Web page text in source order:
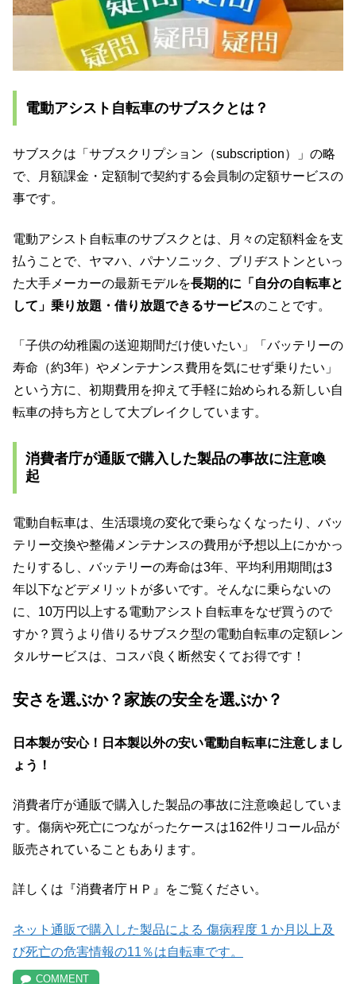
電動アシスト自転車のサブスクとは？
サブスクは「サブスクリプション（subscription）」の略
で、月額課金・定額制で契約する会員制の定額サービスの
事です。
電動アシスト自転車のサブスクとは、月々の定額料金を支
払うことで、ヤマハ、パナソニック、ブリヂストンといっ
た大手メーカーの最新モデルを長期的に「自分の自転車と
して」乗り放題・借り放題できるサービスのことです。
「子供の幼稚園の送迎期間だけ使いたい」「バッテリーの
寿命（約3年）やメンテナンス費用を気にせず乗りたい」
という方に、初期費用を抑えて手軽に始められる新しい自
転車の持ち方として大ブレイクしています。
消費者庁が通販で購入した製品の事故に注意喚
起
電動自転車は、生活環境の変化で乗らなくなったり、バッ
テリー交換や整備メンテナンスの費用が予想以上にかかっ
たりするし、バッテリーの寿命は3年、平均利用期間は3
年以下などデメリットが多いです。そんなに乗らないの
に、10万円以上する電動アシスト自転車をなぜ買うので
すか？買うより借りるサブスク型の電動自転車の定額レン
タルサービスは、コスパ良く断然安くてお得です！
安さを選ぶか？ 家族の安全を選ぶか？
日本製が安心！日本製以外の安い電動自転車に注意しまし
ょう！
消費者庁が通販で購入した製品の事故に注意喚起していま
す。傷病や死亡につながったケースは162件リコール品が
販売されていることもあります。
詳しくは『消費者庁ＨＰ』をご覧ください。
ネット通販で購入した製品による 傷病程度 1 か月以上及
び死亡の危害情報の11％は自転車です。